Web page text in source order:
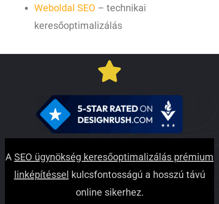
Weboldal SEO – technikai
keresőoptimalizálás
A SEO ügynökség keresőoptimalizálás prémium
linképítéssel kulcsfontosságú a hosszú távú
online sikerhez.